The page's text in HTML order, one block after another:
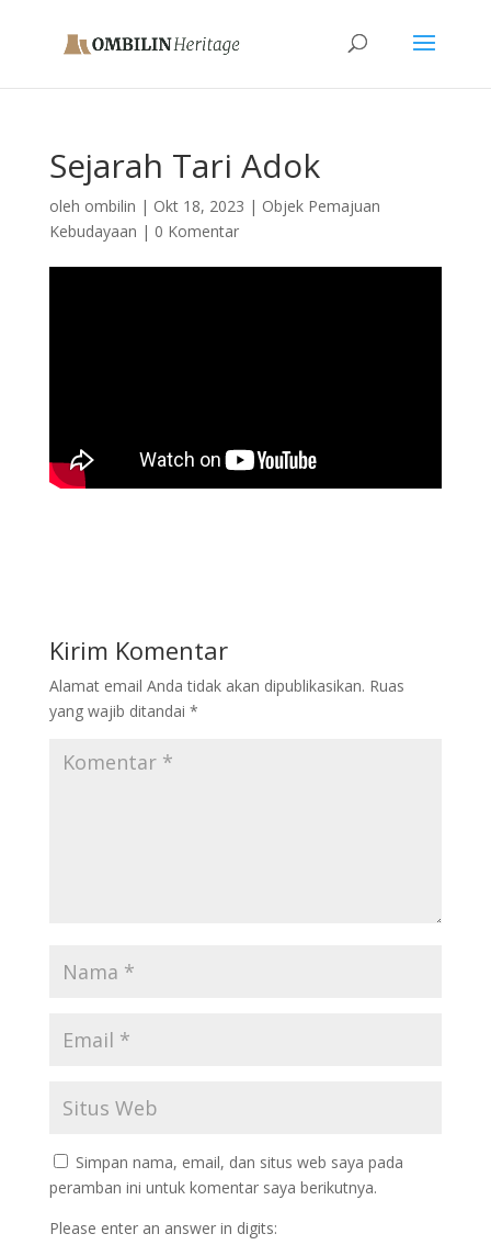
Sejarah Tari Adok
oleh ombilin | Okt 18, 2023 | Objek Pemajuan
Kebudayaan | 0 Komentar
Kirim Komentar
Alamat email Anda tidak akan dipublikasikan. Ruas
yang wajib ditandai *
Simpan nama, email, dan situs web saya pada
peramban ini untuk komentar saya berikutnya.
Please enter an answer in digits: